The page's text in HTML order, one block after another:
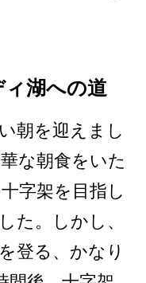
湖への道
朝­を迎えまし
な朝食をいた
字架を目指し
た。しかし、
登­る、かなり